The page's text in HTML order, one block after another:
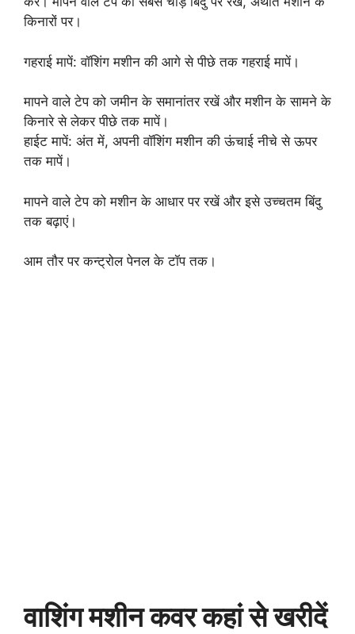
किनारों पर।
गहराई मापें: वॉशिंग मशीन की आगे से पीछे तक गहराई मापें।
मापने वाले टेप को जमीन के समानांतर रखें और मशीन के सामने के
किनारे से लेकर पीछे तक मापें।
हाईट मापें: अंत में, अपनी वॉशिंग मशीन की ऊंचाई नीचे से ऊपर
तक मापें।
मापने वाले टेप को मशीन के आधार पर रखें और इसे उच्चतम बिंदु
तक बढ़ाएं।
आम तौर पर कन्ट्रोल पेनल के टॉप तक।
वाशिंग मशीन कवर कहां से खरीदें